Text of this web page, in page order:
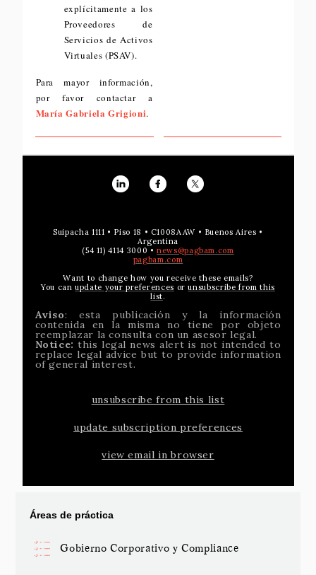
explícitamente a los
Proveedores de
Servicios de Activos
Virtuales (PSAV).
Para mayor información,
por favor contactar a
María Gabriela Grigioni.
Suipacha 1111 • Piso 18 • C1008AAW • Buenos Aires •
Argentina
(54 11) 4114 3000 •news@pagbam.com
pagbam.com
Want to change how you receive these emails?
You canupdate your preferences orunsubscribe from this
list.
Aviso: esta publicación y la información
contenida en la misma no tiene por objeto
reemplazar la consulta con un asesor legal.
Notice: this legal news alert is not intended to
replace legal advice but to provide information
of general interest.
unsubscribe from this list
update subscription preferences
view email in browser
Áreas de práctica
Gobierno Corporativo y Compliance